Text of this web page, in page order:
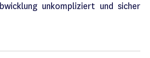
unkompliziert und sicher